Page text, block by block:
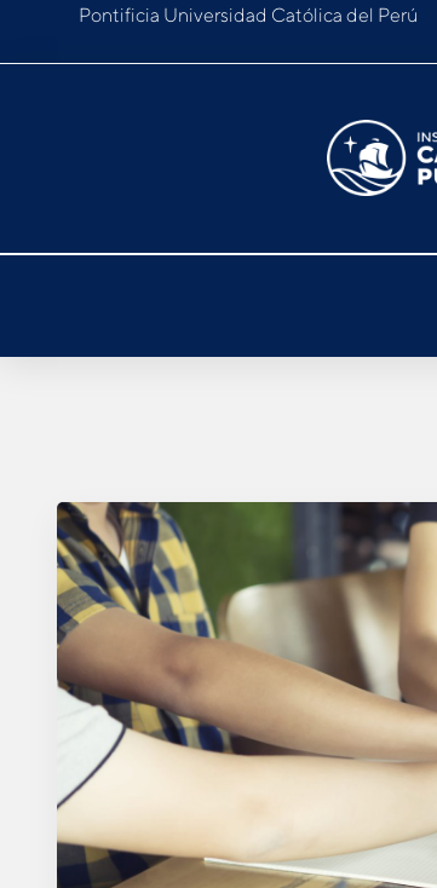
Pontificia Universidad Católica del Perú